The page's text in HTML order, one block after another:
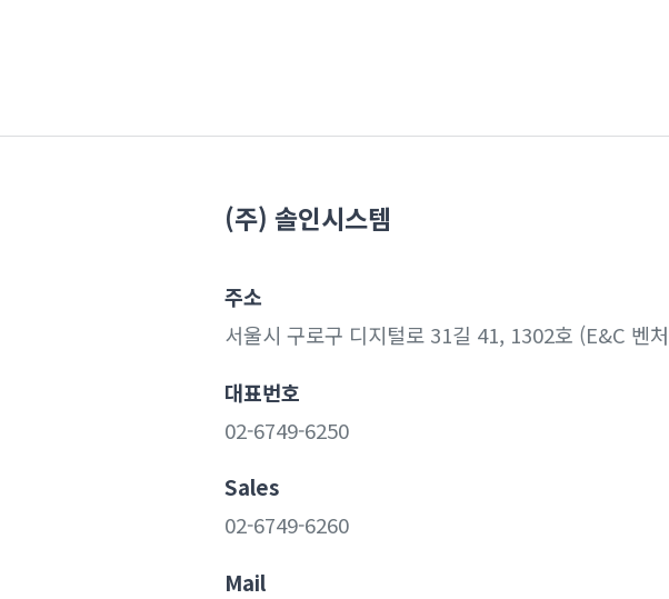
(주) 솔인시스템
주소
서울시 구로구 디지털로 31길 41, 1302호 (E&C 벤
대표번호
02-6749-6250
Sales
02-6749-6260
Mail